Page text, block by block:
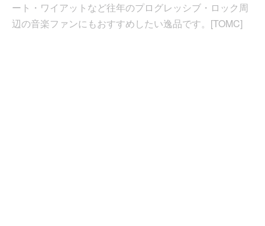
ート・ワイアットなど往年のプログレッシブ・ロック周
辺の音楽ファンにもおすすめしたい逸品です。[TOMC]